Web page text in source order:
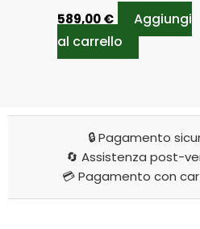
589,00€
Aggiungi
al carrello
🔒 Pagamento
🔄 Assistenza post-
💳 Pagamento con